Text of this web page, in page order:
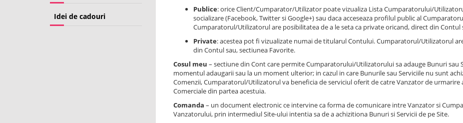
Idei de cadouri
Publice: orice Client/Cumparator/Utilizator poate vizualiza Lista Cumparatorului/
socializare (Facebook, Twitter si Google+) sau daca acceseaza profilul public al
Cumparatorul/Utilizatorul are posibilitatea de a le seta ca private oricand, direct din Contul
Private: acestea pot fi vizualizate numai de titularul Contului. Cumparatorul/Utilizatorul
din Contul sau, sectiunea Favorite.
Cosul meu – sectiune din Cont care permite Cumparatorului/Utilizatorului sa adauge Bunuri sau
momentul adaugarii sau la un moment ulterior; in cazul in care Bunurile sau Serviciile nu sunt
Comenzii, Cumparatorul/Utilizatorul va beneficia de serviciul oferit de catre Vanzator de
Comerciale din partea acestuia.
Comanda – un document electronic ce intervine ca forma de comunicare intre Vanzator si
Vanzatorului, prin intermediul Site-ului intentia sa de a achizitiona Bunuri si Servicii de pe Site.